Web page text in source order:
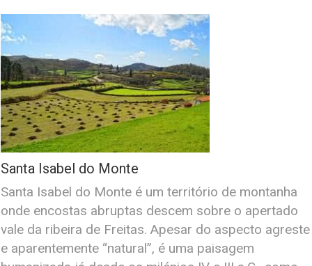
Santa Isabel do Monte
Santa Isabel do Monte é um território de montanha
onde encostas abruptas descem sobre o apertado
vale da ribeira de Freitas. Apesar do aspecto agreste
e aparentemente “natural”, é uma paisagem